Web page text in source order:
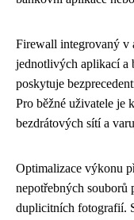
Firewall integrovaný v
jednotlivých aplikací a
poskytuje
Pro běžné uživatele je
bezdrátových sítí a
Optimalizace výkonu
nepotřebných souborů
duplicitních fotografií.